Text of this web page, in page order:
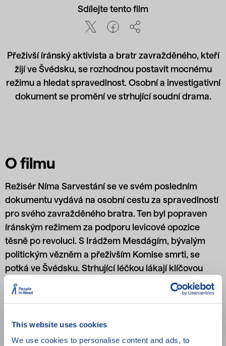
This website uses cookies
We use cookies to personalise content and ads, to
Sdílejte tento film
Přeživší íránský aktivista a bratr zavražděného, kteří
žijí ve Švédsku, se rozhodnou postavit mocnému
režimu a hledat spravedlnost. Osobní a investigativní
dokument se promění ve strhující soudní drama.
O filmu
Režisér Níma Sarvestání se ve svém posledním
dokumentu vydává na osobní cestu za spravedlností
pro svého zavražděného bratra. Ten byl popraven
íránským režimem za podporu levicové opozice
těsně po revoluci. S Irádžem Mesdágím, bývalým
politickým vězněm a přeživším Komise smrti, se
potká ve Švédsku. Strhující léčkou lákají klíčovou
postavu masakrů ve vězení mimo Írán a s důvěrou v
evropské soudnictví chtějí uskutečnit